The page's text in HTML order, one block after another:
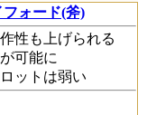
フォード(斧)
性も上げられる
可能に
ットは弱い